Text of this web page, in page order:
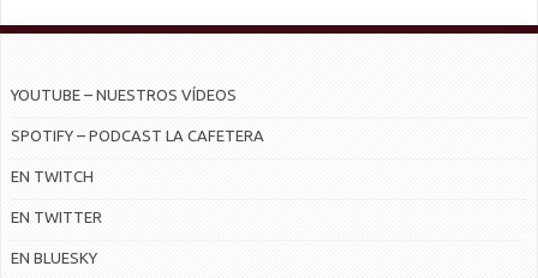
YOUTUBE – NUESTROS VÍDEOS
SPOTIFY – PODCAST LA CAFETERA
EN TWITCH
EN TWITTER
EN BLUESKY